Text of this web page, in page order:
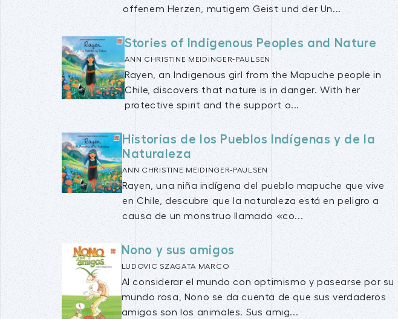
offenem Herzen, mutigem Geist und der Un...
Stories of Indigenous Peoples and Nature
ANN CHRISTINE MEIDINGER-PAULSEN
Rayen, an Indigenous girl from the Mapuche people in
Chile, discovers that nature is in danger. With her
protective spirit and the support o...
Historias de los Pueblos Indígenas y de la
Naturaleza
ANN CHRISTINE MEIDINGER-PAULSEN
Rayen, una niña indígena del pueblo mapuche que vive
en Chile, descubre que la naturaleza está en peligro a
causa de un monstruo llamado «co...
Nono y sus amigos
LUDOVIC SZAGATA MARCO
Al considerar el mundo con optimismo y pasearse por su
mundo rosa, Nono se da cuenta de que sus verdaderos
amigos son los animales. Sus amig...